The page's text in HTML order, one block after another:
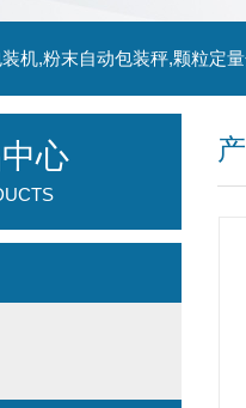
机,粉末自动包装秤,颗粒定
心